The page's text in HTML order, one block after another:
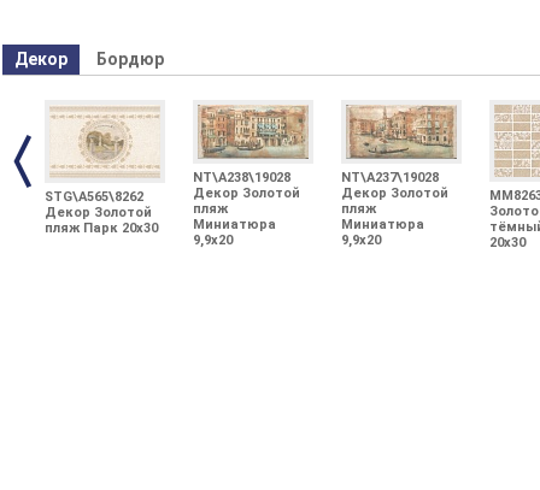
Декор Бордюр
STG\A565\8262
Декор Золотой
пляж Парк 20х30
NT\A238\19028
Декор Золотой
пляж
Миниатюра
9,9х20
NT\A237\19028
Декор Золотой
пляж
Миниатюра
9,9х20
20х30